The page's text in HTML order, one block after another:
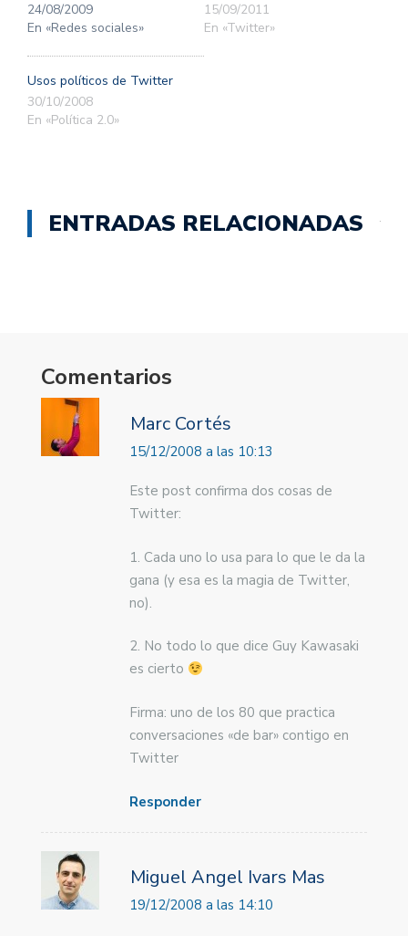
24/08/2009
En «Redes sociales»
15/09/2011
En «Twitter»
Usos políticos de Twitter
30/10/2008
En «Política 2.0»
ENTRADAS RELACIONADAS
Comentarios
Marc Cortés
15/12/2008 a las 10:13
Este post confirma dos cosas de
Twitter:
1. Cada uno lo usa para lo que le da la
gana (y esa es la magia de Twitter,
no).
2. No todo lo que dice Guy Kawasaki
es cierto
Firma: uno de los 80 que practica
conversaciones «de bar» contigo en
Twitter
Responder
Miguel Angel Ivars Mas
19/12/2008 a las 14:10